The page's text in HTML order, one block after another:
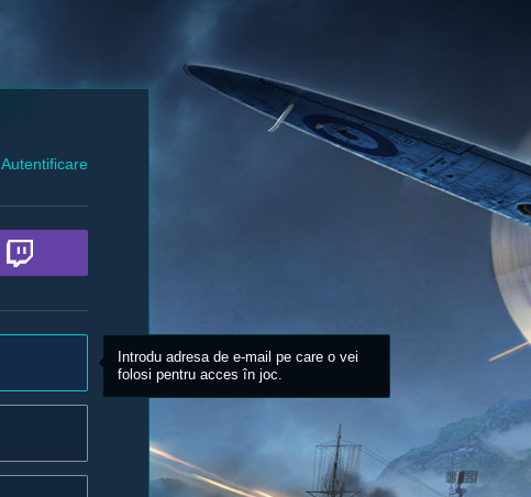
Autentificare
Introdu adresa de e-mail pe care o vei
folosi pentru acces în joc.